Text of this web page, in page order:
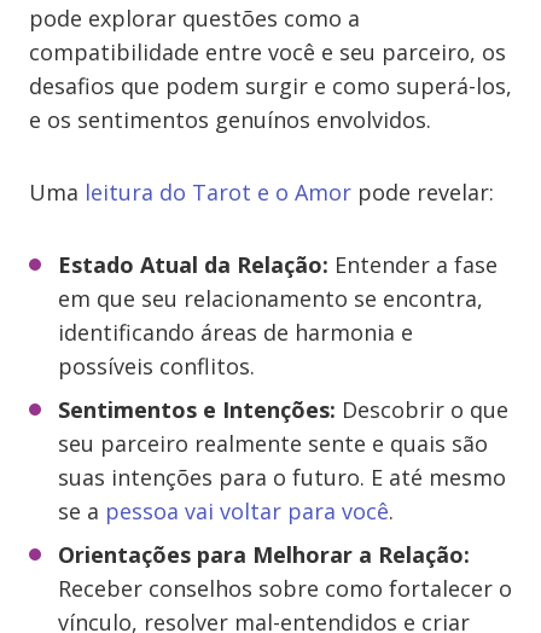
pode explorar questões como a
compatibilidade entre você e seu parceiro, os
desafios que podem surgir e como superá-los,
e os sentimentos genuínos envolvidos.
Uma leitura do Tarot e o Amor pode revelar:
Estado Atual da Relação: Entender a fase
em que seu relacionamento se encontra,
identificando áreas de harmonia e
possíveis conflitos.
Sentimentos e Intenções: Descobrir o que
seu parceiro realmente sente e quais são
suas intenções para o futuro. E até mesmo
se a pessoa vai voltar para você.
Orientações para Melhorar a Relação:
Receber conselhos sobre como fortalecer o
vínculo, resolver mal-entendidos e criar